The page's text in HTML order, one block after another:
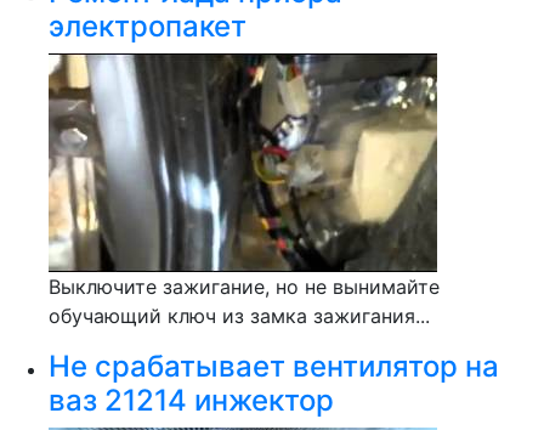
электропакет
Выключите зажигание, но не вынимайте
обучающий ключ из замка зажигания...
Не срабатывает вентилятор на
ваз 21214 инжектор